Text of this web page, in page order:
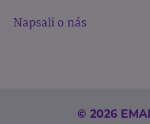
Napsali o nás
© 2026